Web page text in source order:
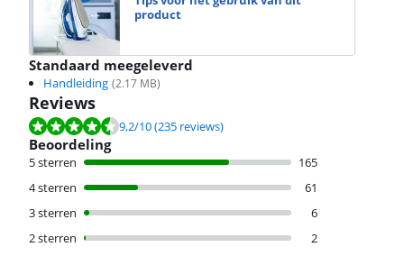
product
Standaard meegeleverd
Handleiding (2.17 MB)
Reviews
Beoordeling is 9,2 van de 10, gebaseerd op 235 reviews.
9,2/10(235 reviews)
Beoordeling
5 sterren
165
4 sterren
61
3 sterren
6
2 sterren
2